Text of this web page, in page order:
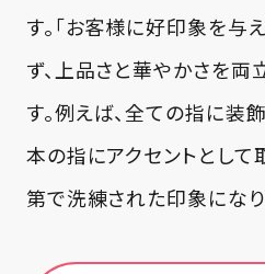
す。「お客様に好印象を与
ず、上品さと華やかさを両
す。例えば、全ての指に装
本の指にアクセントとして
第で洗練された印象になり